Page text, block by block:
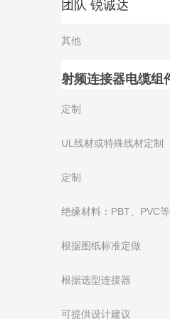
团队 锐诚达
其他
射频连接器电缆组
定制
UL线材或特殊线材定制
定制
绝缘材料：PBT、PVC等
根据图纸标准定做
根据选型连接器
可提供设计建议